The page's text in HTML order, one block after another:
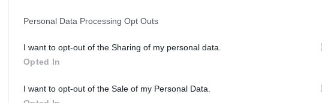
Personal Data Processing Opt Outs
I want to opt-out of the Sharing of my personal data.
Opted In
I want to opt-out of the Sale of my Personal Data.